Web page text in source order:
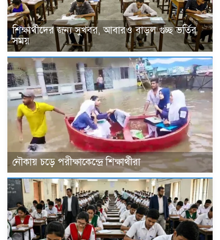
শিক্ষার্থীদের জন্য সুখবর, আবারও বাড়ল গুচ্ছ ভর্তির
সময়
নৌকায় চড়ে পরীক্ষাকেন্দ্রে শিক্ষার্থীরা